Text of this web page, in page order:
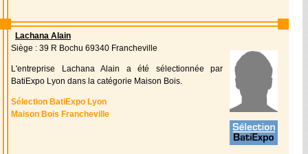
Lachana Alain
Siège : 39 R Bochu 69340 Francheville
L'entreprise Lachana Alain a été sélectionnée par
BatiExpo Lyon dans la catégorie Maison Bois.
Sélection BatiExpo Lyon
Maison Bois Francheville